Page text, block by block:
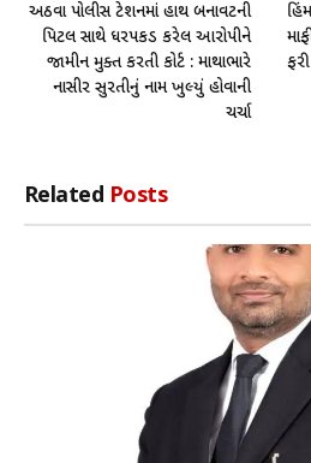
અઠવા પોલીસ સ્ટેશનમાં હાથ બનાવટની
પિસ્ટલ સાથે ધરપકડ કરેલ આરોપીને
જામીન મુક્ત કરતી કોર્ટ : માથાભારે
નાસીર સુરતીનું નામ ખુલ્યું હોવાની
ચર્ચા
Related Posts